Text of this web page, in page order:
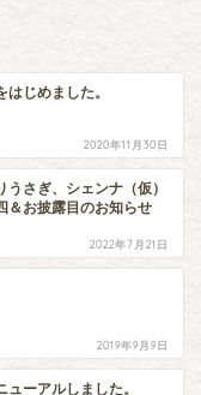
じめました。
2020年11月30日
うさぎ、シェンナ（仮）
＆お披露目のお知らせ
2022年7月21日
2019年9月9日
ーアルしました。